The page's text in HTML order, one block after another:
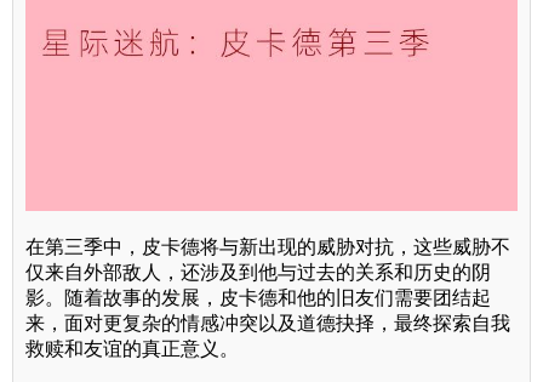
在第三季中，皮卡德将与新出现的威胁对抗，这些威胁不
仅来自外部敌人，还涉及到他与过去的关系和历史的阴
影。随着故事的发展，皮卡德和他的旧友们需要团结起
来，面对更复杂的情感冲突以及道德抉择，最终探索自我
救赎和友谊的真正意义。